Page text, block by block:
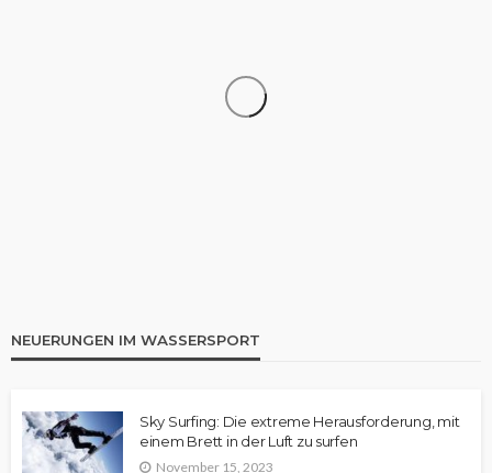
NEUERUNGEN IM WASSERSPORT
Sky Surfing: Die extreme Herausforderung, mit
einem Brett in der Luft zu surfen
November 15, 2023